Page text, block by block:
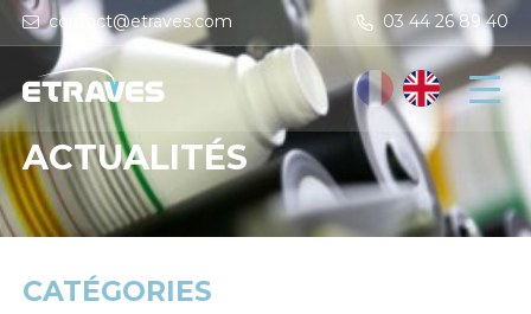
contact@etraves.com 03 44 26 89 40
ACTUALITÉS
CATÉGORIES